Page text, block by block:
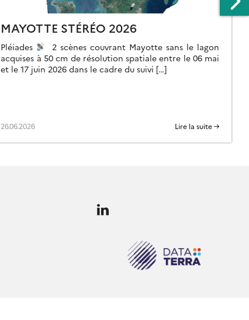
MAYOTTE STÉRÉO 2026
Pléiades
2 scènes couvrant Mayotte sans le lagon
acquises à 50 cm de résolution spatiale entre le 06 mai
et le 17 juin 2026 dans le cadre du suivi […]
26.06.2026 Lire la suite →